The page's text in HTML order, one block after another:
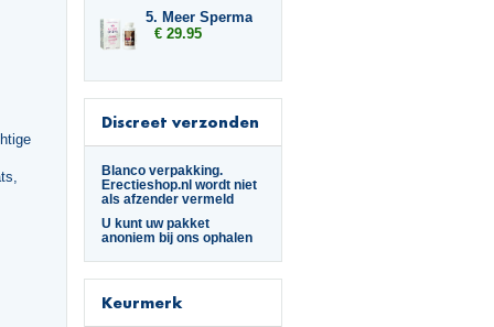
5. Meer Sperma
€ 29.95
Discreet verzonden
Blanco verpakking.
Erectieshop.nl wordt niet
als afzender vermeld
U kunt uw pakket
anoniem bij ons ophalen
Keurmerk